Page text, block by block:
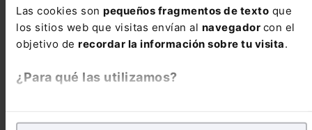
Las cookies son pequeños fragmentos de texto que
los sitios web que visitas envían al navegador con el
objetivo de recordar la información sobre tu visita.
¿Para qué las utilizamos?
Reclamación de costes adicionales por
incapacidad temporal de trabajador por accidente
de tráfico